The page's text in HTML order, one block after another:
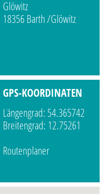
Glöwitz
18356 Barth /Glöwitz
GPS-KOORDINATEN
Längengrad: 54.365742
Breitengrad: 12.75261
Routenplaner